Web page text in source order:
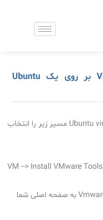
روش نصب Vmware Tools بر روی یک Ubuntu
1- پس از نصب یک Ubuntu virtual machine مسیر زیر را انتخاب
VM --> Install VMware Tools
با این کار فایل فشرده شده Vmware Tools به صفحه اصلی شما